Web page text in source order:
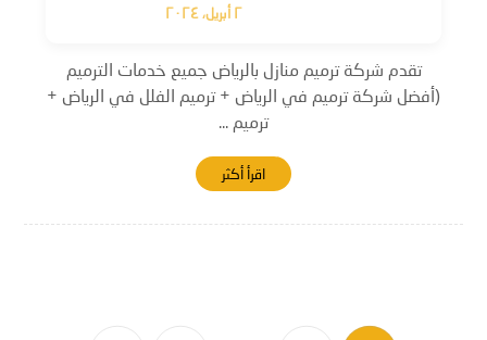
٢ أبريل، ٢٠٢٤
تقدم شركة ترميم منازل بالرياض جميع خدمات الترميم
(أفضل شركة ترميم في الرياض + ترميم الفلل في الرياض +
ترميم ...
اقرأ أكثر